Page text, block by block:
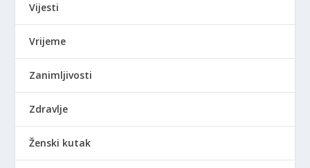
Vijesti
Vrijeme
Zanimljivosti
Zdravlje
Ženski kutak